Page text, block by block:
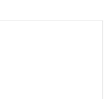
der Tour.
gerne als
Dafür